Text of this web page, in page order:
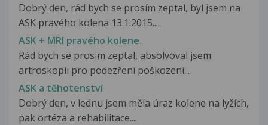
Dobrý den, rád bych se prosím zeptal, byl jsem na
ASK pravého kolena 13.1.2015....
ASK + MRI pravého kolene.
Rád bych se prosim zeptal, absolvoval jsem
artroskopii pro podezření poškození...
ASK a těhotenství
Dobrý den, v lednu jsem měla úraz kolene na lyžích,
pak ortéza a rehabilitace....